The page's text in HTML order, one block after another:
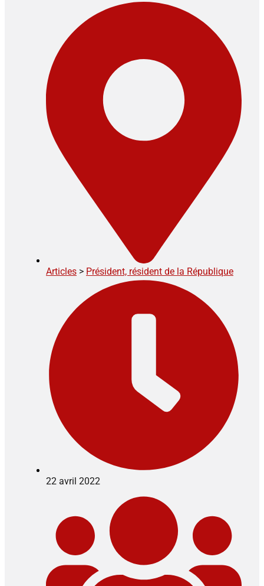
Articles > Président, résident de la République
22 avril 2022